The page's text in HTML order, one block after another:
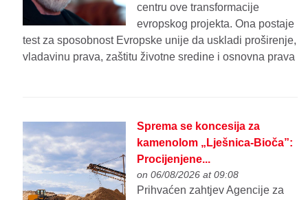
centru ove transformacije
evropskog projekta. Ona postaje
test za sposobnost Evropske unije da uskladi proširenje,
vladavinu prava, zaštitu životne sredine i osnovna prava
Sprema se koncesija za
kamenolom „Lješnica-Bioča”:
Procijenjene...
on 06/08/2026 at 09:08
Prihvaćen zahtjev Agencije za